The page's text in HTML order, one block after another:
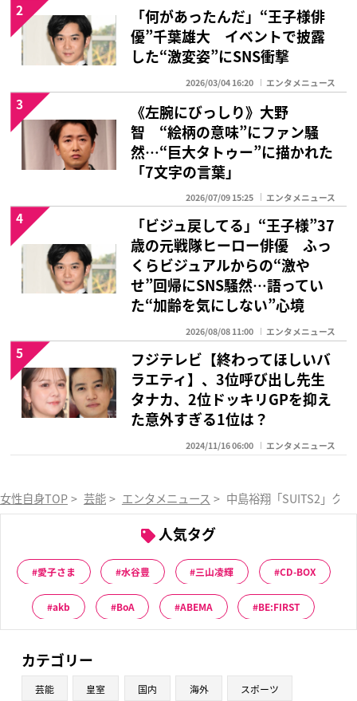
「何があったんだ」“王子様俳
優”千葉雄大 イベントで披露
した“激変姿”にSNS衝撃
2026/03/04 16:20 エンタメニュース
2
《左腕にびっしり》大野
智 “絵柄の意味”にファン騒
然…“巨大タトゥー”に描かれた
「7文字の言葉」
2026/07/09 15:25 エンタメニュース
3
「ビジュ戻してる」“王子様”37
歳の元戦隊ヒーロー俳優 ふっ
くらビジュアルからの“激や
せ”回帰にSNS騒然…語ってい
た“加齢を気にしない”心境
2026/08/08 11:00 エンタメニュース
4
フジテレビ【終わってほしいバ
ラエティ】、3位呼び出し先生
タナカ、2位ドッキリGPを抑え
た意外すぎる1位は？
2024/11/16 06:00 エンタメニュース
5
女性自身TOP > 芸能 > エンタメニュース > 中島裕翔「SUITS2」ク
人気タグ
愛子さま 水谷豊 三山凌輝 CD-BOX
akb BoA ABEMA BE:FIRST
カテゴリー
芸能 皇室 国内 海外 スポーツ